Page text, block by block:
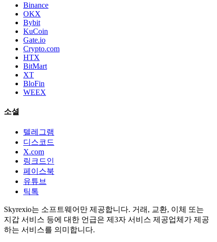
Binance
OKX
Bybit
KuCoin
Gate.io
Crypto.com
HTX
BitMart
XT
BloFin
WEEX
소셜
텔레그램
디스코드
X.com
링크드인
페이스북
유튜브
틱톡
Skyrexio는 소프트웨어만 제공합니다. 거래, 교환, 이체 또는
지갑 서비스 등에 대한 언급은 제3자 서비스 제공업체가 제공
하는 서비스를 의미합니다.